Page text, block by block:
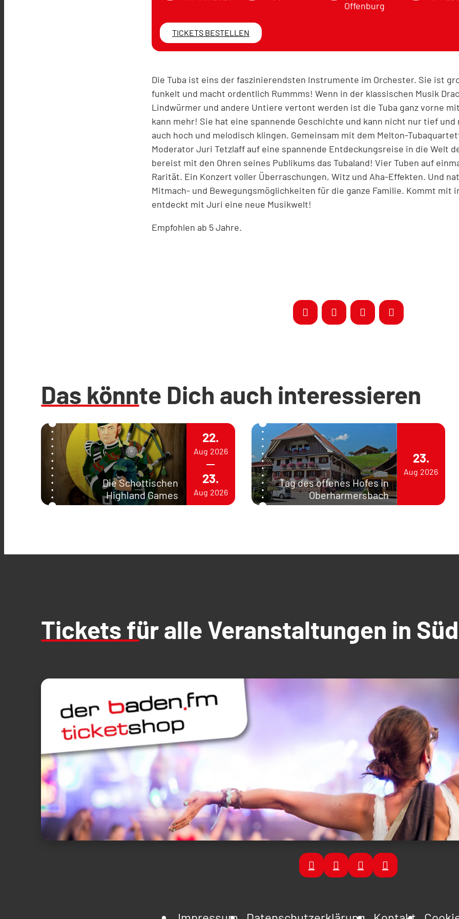
Offenburg
TICKETS BESTELLEN
Die Tuba ist eins der faszinierendsten Instrumente im Orchester. Sie ist
funkelt und macht ordentlich Rummms! Wenn in der klassischen Musik
Lindwürmer und andere Untiere vertont werden ist die Tuba ganz vorne
kann mehr! Sie hat eine spannende Geschichte und kann nicht nur tief
auch hoch und melodisch klingen. Gemeinsam mit dem Melton-
Moderator Juri Tetzlaff auf eine spannende Entdeckungsreise in die Welt
bereist mit den Ohren seines Publikums das Tubaland! Vier Tuben auf
Rarität. Ein Konzert voller Überraschungen, Witz und Aha-Effekten. Und
Mitmach- und Bewegungsmöglichkeiten für die ganze Familie. Kommt mit
entdeckt mit Juri eine neue Musikwelt!
Empfohlen ab 5 Jahre.
Das könnte Dich auch interessieren
Die Schottischen
Highland Games
22.
Aug 2026
23.
Aug 2026
Tag des offenes Hofes in
Oberharmersbach
23.
Aug 2026
Tickets für alle Veranstaltungen in